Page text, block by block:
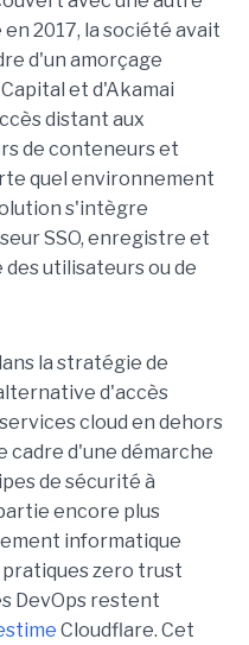
2017, la société avait
d'un amorçage
et d'Akamai
distant aux
de conteneurs et
quel environnement
s'intègre
SSO, enregistre et
utilisateurs ou de
la stratégie de
d'accès
cloud en dehors
cadre d'une démarche
de sécurité à
encore plus
informatique
zero trust
DevOps restent
Cloudflare. Cet